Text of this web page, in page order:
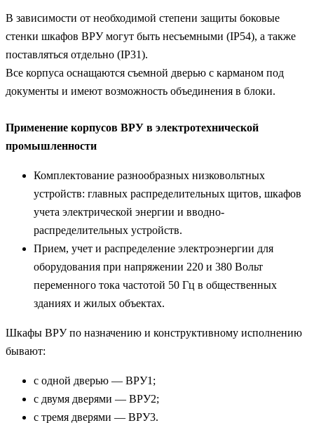
В зависимости от необходимой степени защиты боковые
стенки шкафов ВРУ могут быть несъемными (IP54), а также
поставляться отдельно (IP31).
Все корпуса оснащаются съемной дверью с карманом под
документы и имеют возможность объединения в блоки.
Применение корпусов ВРУ в электротехнической
промышленности
Комплектование разнообразных низковольтных
устройств: главных распределительных щитов, шкафов
учета электрической энергии и вводно-
распределительных устройств.
Прием, учет и распределение электроэнергии для
оборудования при напряжении 220 и 380 Вольт
переменного тока частотой 50 Гц в общественных
зданиях и жилых объектах.
Шкафы ВРУ по назначению и конструктивному исполнению
бывают:
с одной дверью — ВРУ1;
с двумя дверями — ВРУ2;
с тремя дверями — ВРУ3.